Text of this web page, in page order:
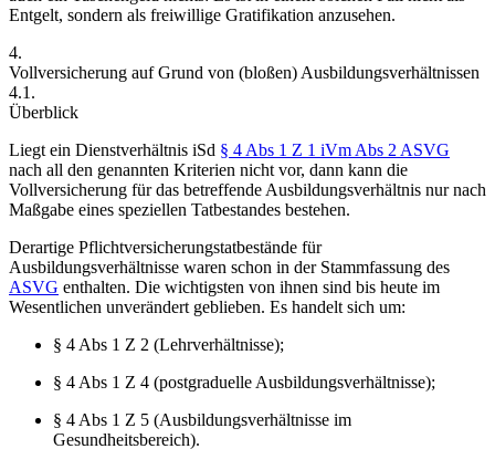
Entgelt, sondern als freiwillige Gratifikation anzusehen.
4.
Vollversicherung auf Grund von (bloßen) Ausbildungsverhältnissen
4.1.
Überblick
Liegt ein Dienstverhältnis iSd § 4 Abs 1 Z 1 iVm Abs 2 ASVG
nach all den genannten Kriterien nicht vor, dann kann die
Vollversicherung für das betreffende Ausbildungsverhältnis nur nach
Maßgabe eines speziellen Tatbestandes bestehen.
Derartige Pflichtversicherungstatbestände für
Ausbildungsverhältnisse waren schon in der Stammfassung des
ASVG enthalten. Die wichtigsten von ihnen sind bis heute im
Wesentlichen unverändert geblieben. Es handelt sich um:
§ 4 Abs 1 Z 2 (Lehrverhältnisse);
§ 4 Abs 1 Z 4 (postgraduelle Ausbildungsverhältnisse);
§ 4 Abs 1 Z 5 (Ausbildungsverhältnisse im
Gesundheitsbereich).